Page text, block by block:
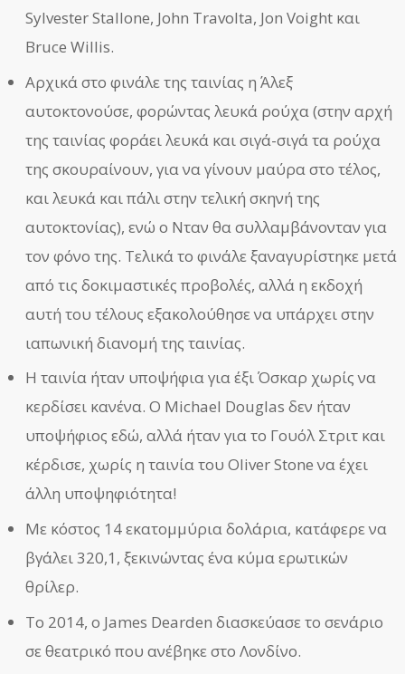
Sylvester Stallone, John Travolta, Jon Voight και
Bruce Willis.
Αρχικά στο φινάλε της ταινίας η Άλεξ
αυτοκτονούσε, φορώντας λευκά ρούχα (στην αρχή
της ταινίας φοράει λευκά και σιγά-σιγά τα ρούχα
της σκουραίνουν, για να γίνουν μαύρα στο τέλος,
και λευκά και πάλι στην τελική σκηνή της
αυτοκτονίας), ενώ ο Νταν θα συλλαμβάνονταν για
τον φόνο της. Τελικά το φινάλε ξαναγυρίστηκε μετά
από τις δοκιμαστικές προβολές, αλλά η εκδοχή
αυτή του τέλους εξακολούθησε να υπάρχει στην
ιαπωνική διανομή της ταινίας.
Η ταινία ήταν υποψήφια για έξι Όσκαρ χωρίς να
κερδίσει κανένα. Ο Michael Douglas δεν ήταν
υποψήφιος εδώ, αλλά ήταν για το Γουόλ Στριτ και
κέρδισε, χωρίς η ταινία του Oliver Stone να έχει
άλλη υποψηφιότητα!
Με κόστος 14 εκατομμύρια δολάρια, κατάφερε να
βγάλει 320,1, ξεκινώντας ένα κύμα ερωτικών
θρίλερ.
Το 2014, ο James Dearden διασκεύασε το σενάριο
σε θεατρικό που ανέβηκε στο Λονδίνο.